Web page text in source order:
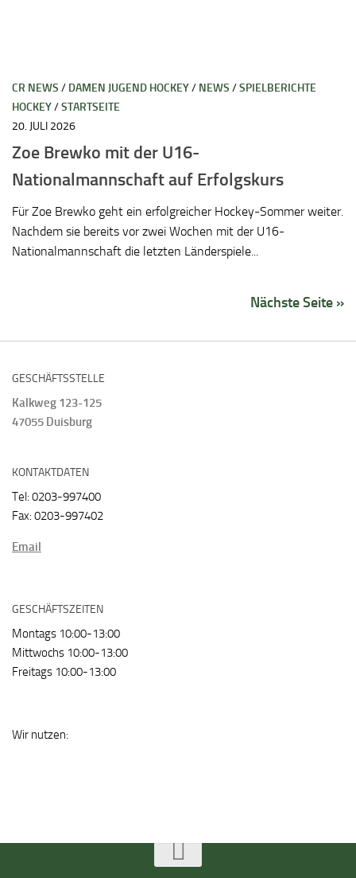
CR NEWS / DAMEN JUGEND HOCKEY/ NEWS /SPIELBERICHTE
HOCKEY/STARTSEITE
20. JULI 2026
Zoe Brewko mit der U16-
Nationalmannschaft auf Erfolgskurs
Für Zoe Brewko geht ein erfolgreicher Hockey-Sommer weiter.
Nachdem sie bereits vor zwei Wochen mit der U16-
Nationalmannschaft die letzten Länderspiele...
Nächste Seite »
GESCHÄFTSSTELLE
Kalkweg 123-125
47055 Duisburg
KONTAKTDATEN
Tel: 0203-997400
Fax: 0203-997402
Email
GESCHÄFTSZEITEN
Montags 10:00-13:00
Mittwochs 10:00-13:00
Freitags 10:00-13:00
Wir nutzen: